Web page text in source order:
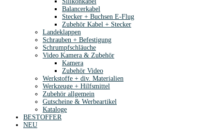
Balancerkabel
Stecker + Buchsen E-Flug
Zubehör Kabel + Stecker
Landeklappen
Schrauben + Befestigung
Schrumpfschläuche
Video Kamera & Zubehör
Kamera
Zubehör Video
Werkstoffe + div. Materialien
Werkzeuge + Hilfsmittel
Zubehör allgemein
Gutscheine & Werbeartikel
Kataloge
BESTOFFER
NEU